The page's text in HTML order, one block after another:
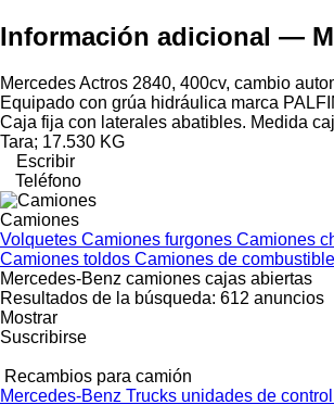
Información adicional —
Mercedes Actros 2840, 400cv, cambio
Equipado con grúa hidráulica marca
Caja fija con laterales abatibles. Medida
Tara; 17.530 KG
Escribir
Teléfono
Camiones
Volquetes Camiones furgones Camiones
Camiones toldos Camiones de combustible
Mercedes-Benz camiones cajas abiertas
Resultados de la búsqueda: 612 anuncios
Mostrar
Suscribirse
Recambios para camión
Mercedes-Benz Trucks unidades de control